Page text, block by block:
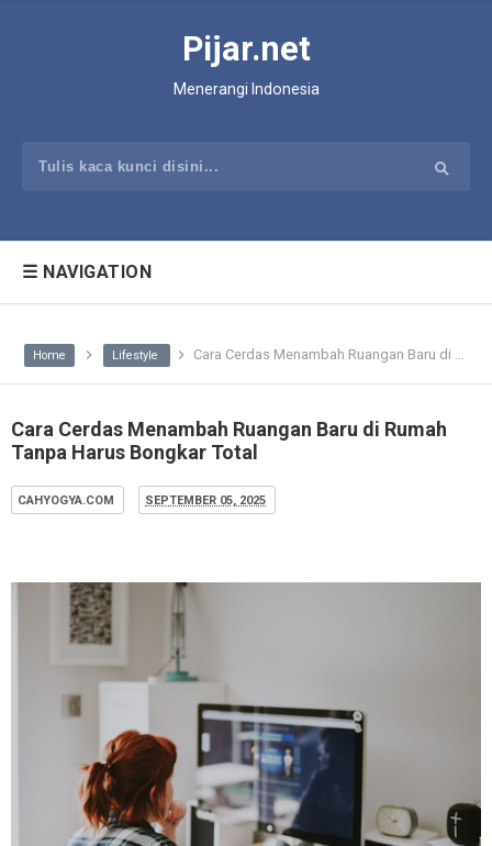
Pijar.net
Menerangi Indonesia
☰ NAVIGATION
Home Lifestyle Cara Cerdas Menambah Ruangan Baru di Rumah Tanpa Harus Bongkar Total
Cara Cerdas Menambah Ruangan Baru di Rumah
Tanpa Harus Bongkar Total
CAHYOGYA.COM SEPTEMBER 05, 2025